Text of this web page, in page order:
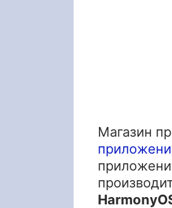
Магазин